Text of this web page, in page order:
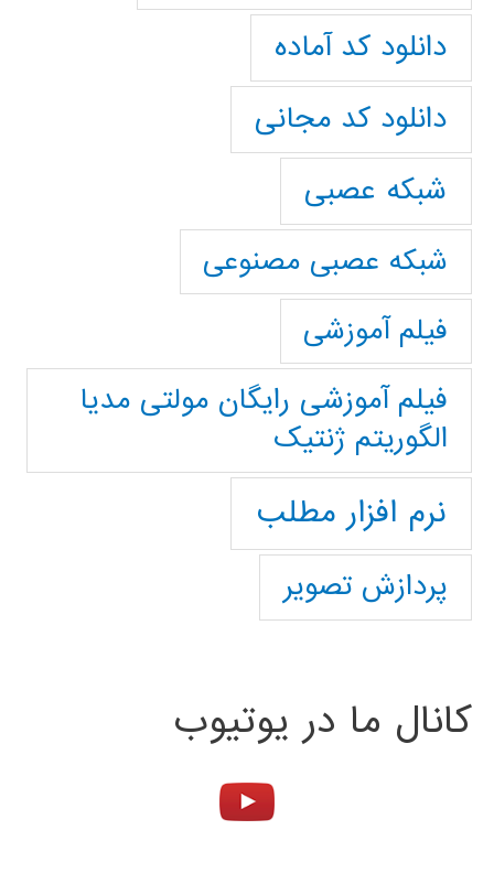
دانلود کد آماده
دانلود کد مجانی
شبکه عصبی
شبکه عصبی مصنوعی
فیلم آموزشی
فیلم آموزشی رایگان مولتی مدیا
الگوریتم ژنتیک
نرم افزار مطلب
پردازش تصویر
کانال ما در یوتیوب